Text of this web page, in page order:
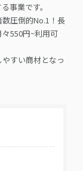
事業です。
圧倒的No.1！⻑
550円~利⽤可
すい商材となっ